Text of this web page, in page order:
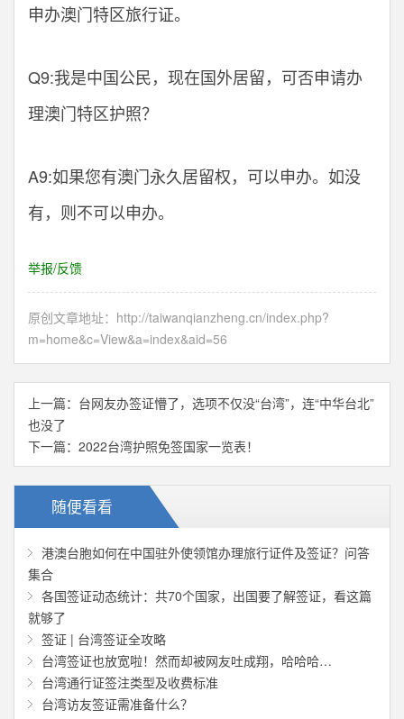
申办澳门特区旅行证。
Q9:我是中国公民，现在国外居留，可否申请办
理澳门特区护照？
A9:如果您有澳门永久居留权，可以申办。如没
有，则不可以申办。
举报/反馈
原创文章地址： http://taiwanqianzheng.cn/index.php?
m=home&c=View&a=index&aid=56
上一篇： 台网友办签证懵了，选项不仅没“台湾”，连“中华台北”
也没了
下一篇： 2022台湾护照免签国家一览表！
随便看看
港澳台胞如何在中国驻外使领馆办理旅行证件及签证？问答
集合
各国签证动态统计：共70个国家，出国要了解签证，看这篇
就够了
签证 | 台湾签证全攻略
台湾签证也放宽啦！然而却被网友吐成翔，哈哈哈…
台湾通行证签注类型及收费标准
台湾访友签证需准备什么？